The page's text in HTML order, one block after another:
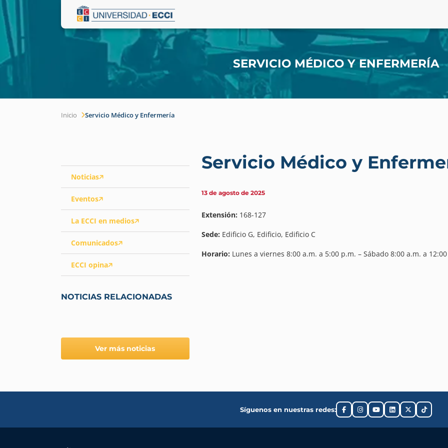
SERVICIO MÉDICO Y ENFERMERÍA
Inicio Servicio Médico y Enfermería
Noticias
Eventos
La ECCI en medios
Comunicados
ECCI opina
NOTICIAS RELACIONADAS
Ver más noticias
Servicio Médico y
13 de agosto de 2025
Extensión: 168-127
Sede: Edificio G, Edificio, Edificio C
Horario: Lunes a viernes 8:00 a.m. a 5:00 p.m. – Sábado 8:00 a.m. a
Síguenos en nuestras redes: